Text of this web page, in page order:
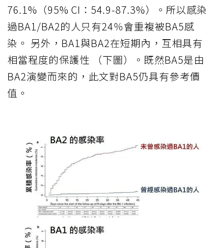
76.1%（95% CI：54.9-87.3%）。所以感染
過BA1/BA2的人只有24％會重複被BA5感
染。 另外，BA1與BA2在短期內，互相具有
相當程度的保護性 （下圖）。既然BA5是由
BA2演變而來的，此文對BA5仍具有參考價
值。